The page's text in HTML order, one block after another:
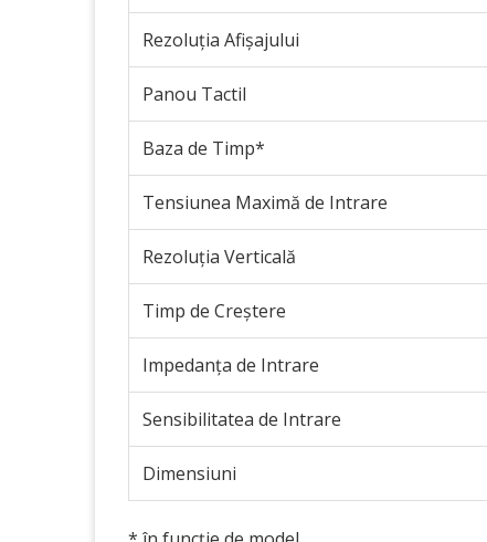
Rezoluția Afișajului
Panou Tactil
Baza de Timp*
Tensiunea Maximă de Intrare
Rezoluția Verticală
Timp de Creștere
Impedanța de Intrare
Sensibilitatea de Intrare
Dimensiuni